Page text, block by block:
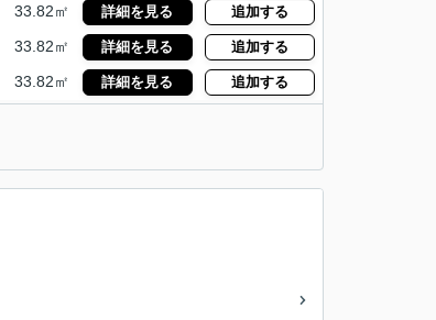
33.82㎡ 詳細を見る 追加する
33.82㎡ 詳細を見る 追加する
33.82㎡ 詳細を見る 追加する